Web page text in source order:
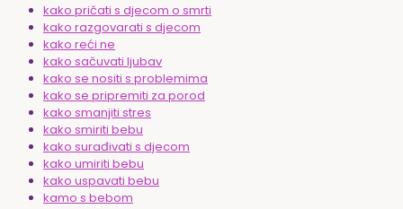
kako pričati s djecom o smrti
kako razgovarati s djecom
kako reći ne
kako sačuvati ljubav
kako se nositi s problemima
kako se pripremiti za porod
kako smanjiti stres
kako smiriti bebu
kako surađivati s djecom
kako umiriti bebu
kako uspavati bebu
kamo s bebom